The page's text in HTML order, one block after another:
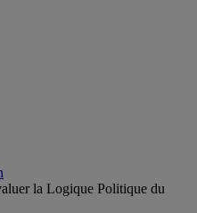
la Logique Politique du